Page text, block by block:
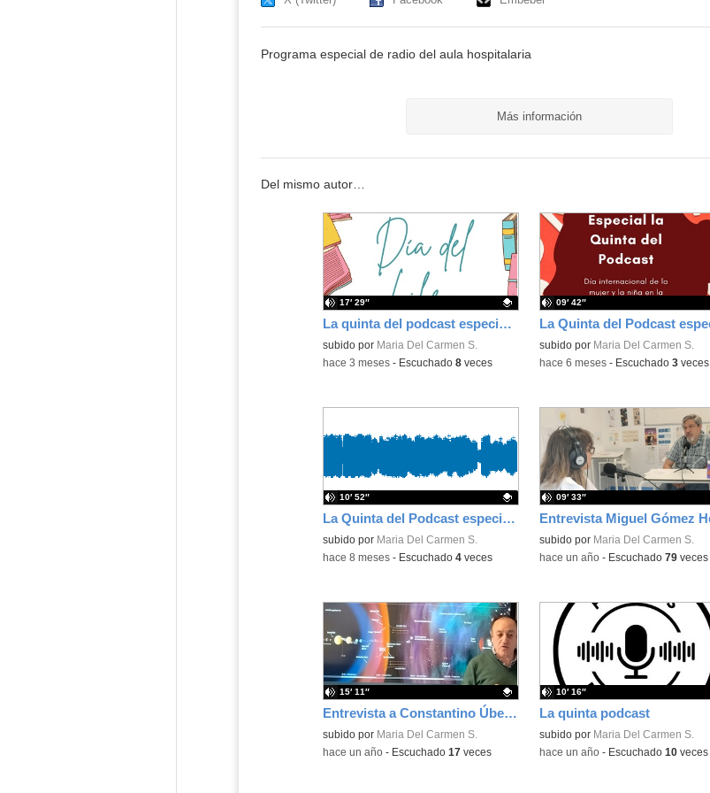
Programa especial de radio del aula hospitalaria
Más información
Del mismo autor…
La quinta del podcast especial Día del Libro
Contenido educativo.
subido por Maria Del Carmen S.
17′ 29″
-hace 3 meses- Escuchado 8veces
Contenido educativo.
subido por Maria Del Carmen S.
09′ 42″
-hace 6 meses- Escuchado 3veces
La Quinta del Podcast especial Navidad
Contenido educativo.
subido por Maria Del Carmen S.
10′ 52″
-hace 8 meses- Escuchado 4veces
Contenido educativo.
subido por Maria Del Carmen S.
09′ 33″
-hace un año- Escuchado 79veces
Entrevista a Constantino Úbeda-Portugués, profesor de Geografía e Historia
Contenido educativo.
subido por Maria Del Carmen S.
15′ 11″
-hace un año- Escuchado 17veces
La quinta podcast
Contenido educativo.
subido por Maria Del Carmen S.
10′ 16″
-hace un año- Escuchado 10veces